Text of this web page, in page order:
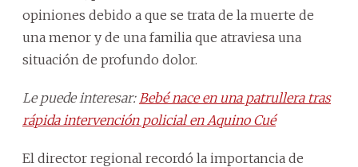
opiniones debido a que se trata de la muerte de
una menor y de una familia que atraviesa una
situación de profundo dolor.
Le puede interesar: Bebé nace en una patrullera tras
rápida intervención policial en Aquino Cué
El director regional recordó la importancia de